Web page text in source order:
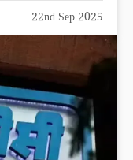
22nd Sep 2025